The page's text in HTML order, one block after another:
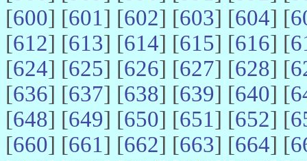
[600] [601] [602] [603] [604] [
[612] [613] [614] [615] [616] [
[624] [625] [626] [627] [628] [
[636] [637] [638] [639] [640] [
[648] [649] [650] [651] [652] [
[660] [661] [662] [663] [664] [